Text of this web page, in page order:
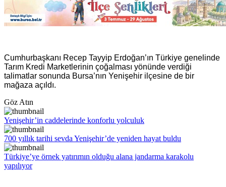
Cumhurbaşkanı Recep Tayyip Erdoğan’ın Türkiye genelinde
Tarım Kredi Marketlerinin çoğalması yönünde verdiği
talimatlar sonunda Bursa’nın Yenişehir ilçesine de bir
mağaza açıldı.
Göz Atın
Yenişehir’in caddelerinde konforlu yolculuk
700 yıllık tarihi sevda Yenişehir’de yeniden hayat buldu
Türkiye’ye örnek yatırımın olduğu alana jandarma karakolu
yapılıyor